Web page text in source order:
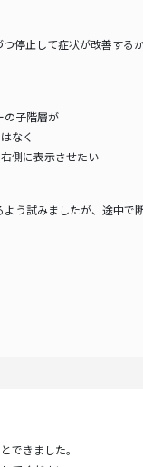
停止して症状が改善する
の子階層が
なく
側に表示させたい
う試みましたが、途中で
できました。